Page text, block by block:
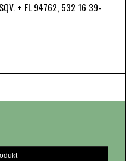
+ FL 94762, 532 16 39-